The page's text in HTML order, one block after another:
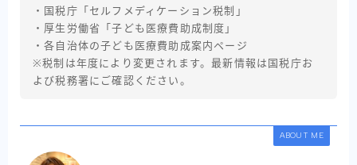
・国税庁「セルフメディケーション税制」
・厚生労働省「子ども医療費助成制度」
・各自治体の子ども医療費助成案内ページ
※税制は年度により変更されます。最新情報は国税庁お
よび税務署にご確認ください。
ABOUT ME